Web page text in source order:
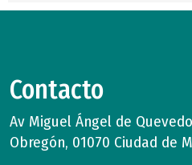
Contacto
Av Miguel Ángel de
Obregón, 01070 Ciudad de